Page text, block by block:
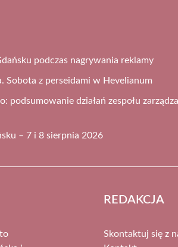
podczas nagrywania reklamy
Sobota z perseidami w Hevelianum
podsumowanie działań zespołu
– 7 i 8 sierpnia 2026
REDAKCJA
Skontaktuj się z